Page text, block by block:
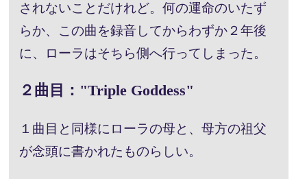
されないことだけれど。何の運命のいたず
らか、この曲を録音してからわずか２年後
に、ローラはそちら側へ行ってしまった。
２曲目："Triple Goddess"
１曲目と同様にローラの母と、母方の祖父
が念頭に書かれたものらしい。